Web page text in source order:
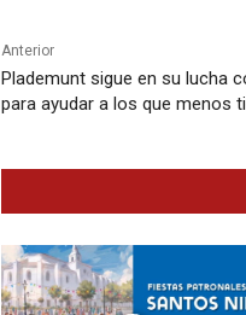
Anterior
Plademunt sigue en su lucha
para ayudar a los que menos